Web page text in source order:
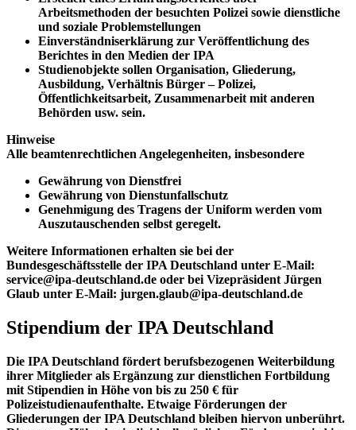
Arbeitsmethoden der besuchten Polizei sowie dienstliche
und soziale Problemstellungen
Einverständniserklärung zur Veröffentlichung des
Berichtes in den Medien der IPA
Studienobjekte sollen Organisation, Gliederung,
Ausbildung, Verhältnis Bürger – Polizei,
Öffentlichkeitsarbeit, Zusammenarbeit mit anderen
Behörden usw. sein.
Hinweise
Alle beamtenrechtlichen Angelegenheiten, insbesondere
Gewährung von Dienstfrei
Gewährung von Dienstunfallschutz
Genehmigung des Tragens der Uniform werden vom
Auszutauschenden selbst geregelt.
Weitere Informationen erhalten sie bei der
Bundesgeschäftsstelle der IPA Deutschland unter E-Mail:
service@ipa-deutschland.de oder bei Vizepräsident Jürgen
Glaub unter E-Mail: jurgen.glaub@ipa-deutschland.de
Stipendium der IPA Deutschland
Die IPA Deutschland fördert berufsbezogenen Weiterbildung
ihrer Mitglieder als Ergänzung zur dienstlichen Fortbildung
mit Stipendien in Höhe von bis zu 250 € für
Polizeistudienaufenthalte. Etwaige Förderungen der
Gliederungen der IPA Deutschland bleiben hiervon unberührt.